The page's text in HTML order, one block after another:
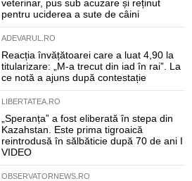
veterinar, pus sub acuzare și reținut
pentru uciderea a sute de câini
ADEVARUL.RO
Reacția învățătoarei care a luat 4,90 la
titularizare: „M-a trecut din iad în rai”. La
ce notă a ajuns după contestație
LIBERTATEA.RO
„Speranța” a fost eliberată în stepa din
Kazahstan. Este prima tigroaică
reintrodusă în sălbăticie după 70 de ani I
VIDEO
OBSERVATORNEWS.RO